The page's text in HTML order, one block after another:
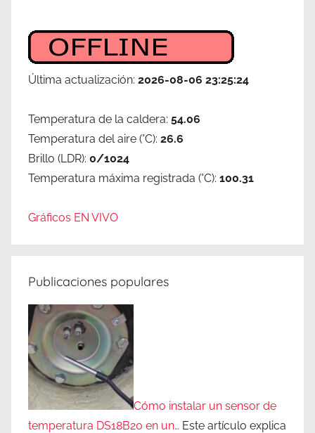
Última actualización: 2026-08-06 23:25:24
Temperatura de la caldera: 54.06
Temperatura del aire (°C): 26.6
Brillo (LDR): 0/1024
Temperatura máxima registrada (°C): 100.31
Gráficos EN VIVO
Publicaciones populares
Cómo instalar un sensor de
temperatura DS18B20 en un… Este artículo explica